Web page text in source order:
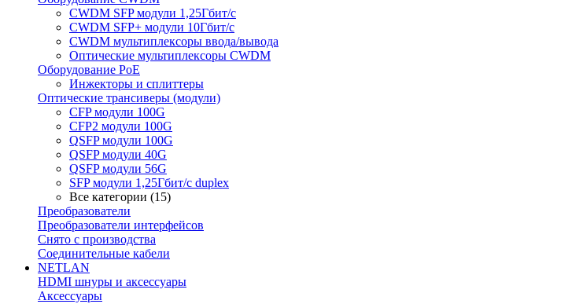
CWDM SFP модули 1,25Гбит/с
CWDM SFP+ модули 10Гбит/с
CWDM мультиплексоры ввода/вывода
Оптические мультиплексоры CWDM
Оборудование PoE
Инжекторы и сплиттеры
Оптические трансиверы (модули)
CFP модули 100G
CFP2 модули 100G
QSFP модули 100G
QSFP модули 40G
QSFP модули 56G
SFP модули 1,25Гбит/с duplex
Все категории (15)
Преобразователи
Преобразователи интерфейсов
Снято с производства
Соединительные кабели
NETLAN
HDMI шнуры и аксессуары
Аксессуары